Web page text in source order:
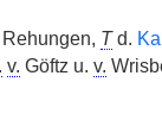
Td.
v. Göftz u. v.